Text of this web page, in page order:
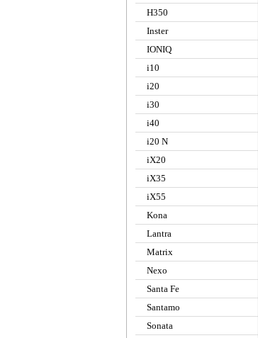
H350
Inster
IONIQ
i10
i20
i30
i40
i20 N
iX20
iX35
iX55
Kona
Lantra
Matrix
Nexo
Santa Fe
Santamo
Sonata